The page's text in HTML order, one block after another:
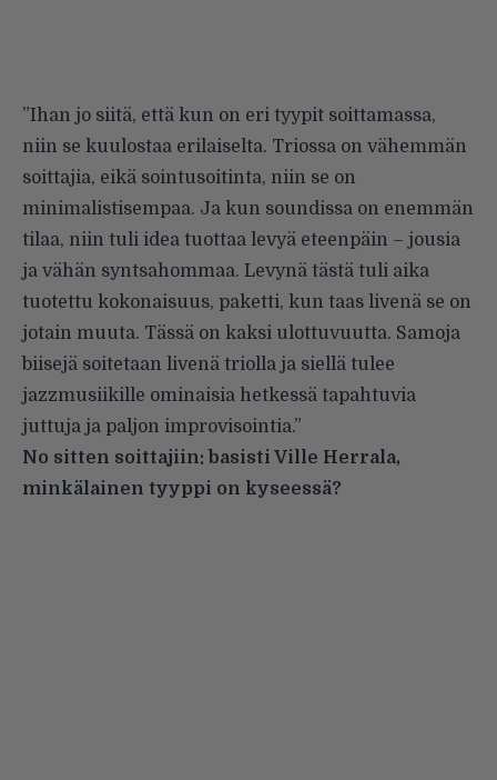
”Ihan jo siitä, että kun on eri tyypit soittamassa,
niin se kuulostaa erilaiselta. Triossa on vähemmän
soittajia, eikä sointusoitinta, niin se on
minimalistisempaa. Ja kun soundissa on enemmän
tilaa, niin tuli idea tuottaa levyä eteenpäin – jousia
ja vähän syntsahommaa. Levynä tästä tuli aika
tuotettu kokonaisuus, paketti, kun taas livenä se on
jotain muuta. Tässä on kaksi ulottuvuutta. Samoja
biisejä soitetaan livenä triolla ja siellä tulee
jazzmusiikille ominaisia hetkessä tapahtuvia
juttuja ja paljon improvisointia.”
No sitten soittajiin: basisti Ville Herrala,
minkälainen tyyppi on kyseessä?